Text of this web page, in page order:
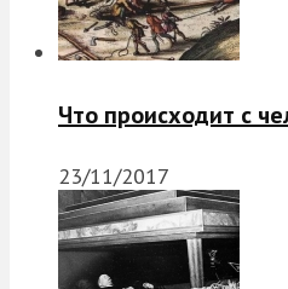
Что происходит с
23/11/2017